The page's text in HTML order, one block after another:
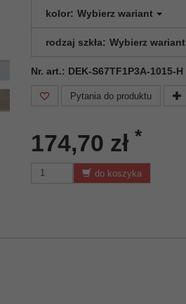
kolor: Wybierz wariant
rodzaj szkła: Wybierz wariant
Nr. art.: DEK-S67TF1P3A-1015-H
Pytania do produktu
174,70 zł *
do koszyka